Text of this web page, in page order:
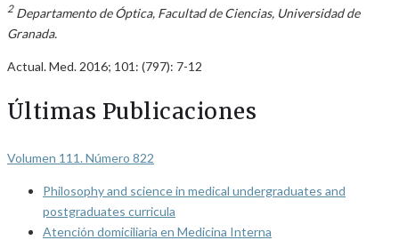
2Departamento de Óptica, Facultad de Ciencias, Universidad de
Granada.
Actual. Med. 2016; 101: (797): 7-12
Últimas Publicaciones
Volumen 111. Número 822
Philosophy and science in medical undergraduates and
postgraduates curricula
Atención domiciliaria en Medicina Interna